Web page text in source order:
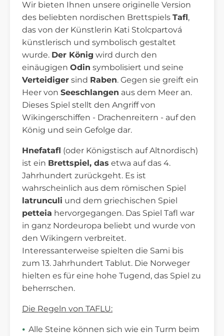
Wir bieten Ihnen unsere originelle Version
des beliebten nordischen Brettspiels Tafl,
das von der Künstlerin Kati Stolcpartová
künstlerisch und symbolisch gestaltet
wurde. Der König wird durch den
einäugigen Odin symbolisiert und seine
Verteidiger sind Raben. Gegen sie greift ein
Heer von Seeschlangen aus dem Meer an.
Dieses Spiel stellt den Angriff von
Wikingerschiffen - Drachenreitern - auf den
König und sein Gefolge dar.
Hnefatafl (oder Königstisch auf Altnordisch)
ist ein Brettspiel, das etwa auf das 4.
Jahrhundert zurückgeht. Es ist
wahrscheinlich aus dem römischen Spiel
latrunculi und dem griechischen Spiel
petteia hervorgegangen. Das Spiel Tafl war
in ganz Nordeuropa beliebt und wurde von
den Wikingern verbreitet.
Interessanterweise spielten die Sami bis
zum 13. Jahrhundert Tablut. Die Norweger
hielten es für eine hohe Tugend, das Spiel zu
beherrschen.
Die Regeln von TAFLU:
Alle Steine können sich wie ein Turm beim